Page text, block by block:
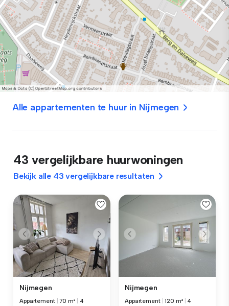
Alle appartementen te huur in Nijmegen
43 vergelijkbare huurwoningen
Bekijk alle 43 vergelijkbare resultaten
Nijmegen
Appartement |70 m²
4
Nijmegen
Appartement |120 m²
4